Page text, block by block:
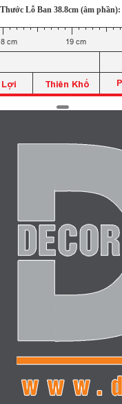
Thước Lỗ Ban 38.8cm (âm phần):